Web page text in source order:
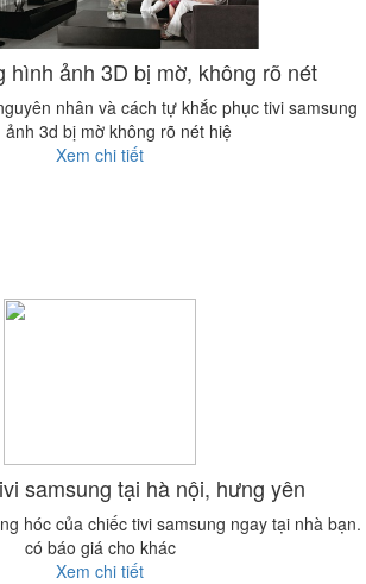
hình ảnh 3D bị mờ, không rõ nét
nhân và cách tự khắc phục tivi samsung
ảnh 3d bị mờ không rõ nét hiệ
Xem chi tiết
samsung tại hà nội, hưng yên
hóc của chiếc tivi samsung ngay tại nhà bạn.
có báo giá cho khác
Xem chi tiết